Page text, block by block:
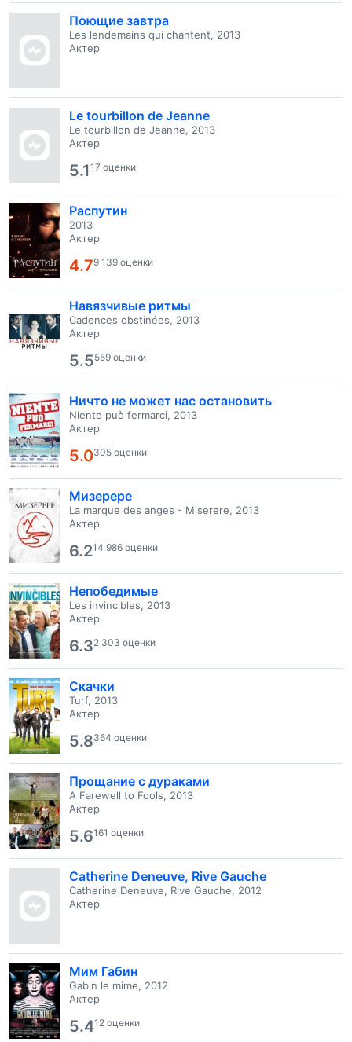
Поющие завтра
Les lendemains qui chantent, 2013
Актер
Le tourbillon de Jeanne
Le tourbillon de Jeanne, 2013
Актер
5.117 оценки
Распутин
2013
Актер
4.79 139 оценки
Навязчивые ритмы
Cadences obstinées, 2013
Актер
5.5559 оценки
Ничто не может нас остановить
Niente può fermarci, 2013
Актер
5.0305 оценки
Мизерере
La marque des anges - Miserere, 2013
Актер
6.214 986 оценки
Непобедимые
Les invincibles, 2013
Актер
6.32 303 оценки
Скачки
Turf, 2013
Актер
5.8364 оценки
Прощание с дураками
A Farewell to Fools, 2013
Актер
5.6161 оценки
Catherine Deneuve, Rive Gauche
Catherine Deneuve, Rive Gauche, 2012
Актер
Мим Габин
Gabin le mime, 2012
Актер
5.412 оценки